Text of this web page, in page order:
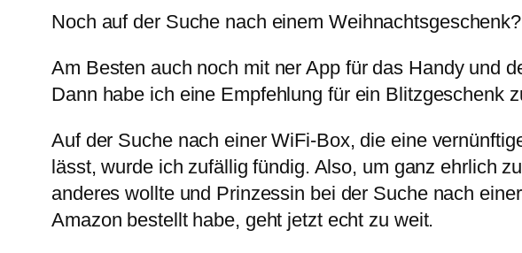
Noch auf der Suche nach einem Weihnachtsgeschenk?
Am Besten auch noch mit ner App für das Handy und
Dann habe ich eine Empfehlung für ein Blitzgeschenk
Auf der Suche nach einer WiFi-Box, die eine
lässt, wurde ich zufällig fündig. Also, um ganz ehrlich
anderes wollte und Prinzessin bei der Suche nach
Amazon bestellt habe, geht jetzt echt zu weit.